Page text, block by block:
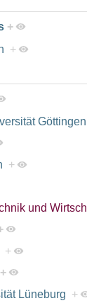
+
+
Göttingen
+
und
+
+
Lüneburg +